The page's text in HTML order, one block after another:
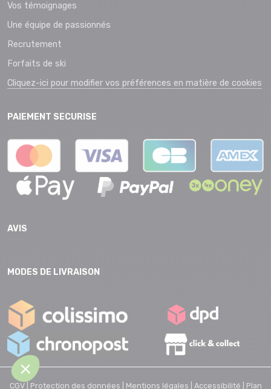
Vos témoignages
Une équipe de passionnés
Recrutement
Forfaits de ski
Cliquez-ici pour modifier vos préférences en matière de cookies
PAIEMENT SECURISE
AVIS
MODES DE LIVRAISON
CGV | Protection des données | Mentions légales | Accessibilité | Plan